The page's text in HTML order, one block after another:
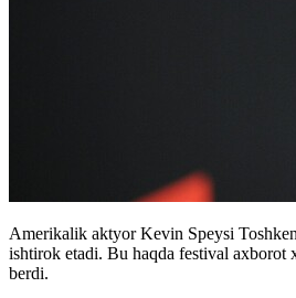
Amerikalik aktyor Kevin Speysi
ishtirok etadi. Bu haqda festival axborot
berdi.